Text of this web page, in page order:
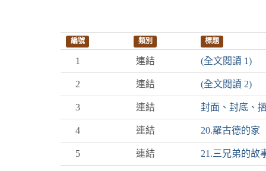
編號 類別 標題
1 連結 (全文閱讀 1)
2 連結 (全文閱讀 2)
3 連結 封面、封底、
4 連結 20.羅古德的家
5 連結 21.三兄弟的故